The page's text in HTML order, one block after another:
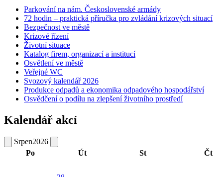
Parkování na nám. Československé armády
72 hodin – praktická příručka pro zvládání krizových situací
Bezpečnost ve městě
Krizové řízení
Životní situace
Katalog firem, organizací a institucí
Osvětlení ve městě
Veřejné WC
Svozový kalendář 2026
Produkce odpadů a ekonomika odpadového hospodářství
Osvědčení o podílu na zlepšení životního prostředí
Kalendář akcí
Srpen2026
Po
Út St Čt